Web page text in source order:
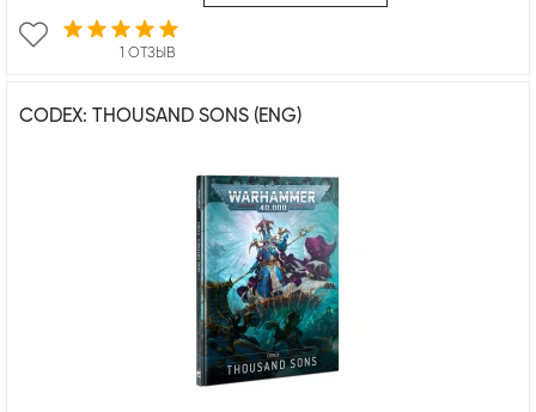
1 ОТЗЫВ
CODEX: THOUSAND SONS (ENG)